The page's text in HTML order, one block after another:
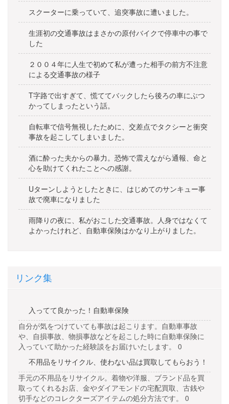
スクーターに乗っていて、追突事故に遭いました。
生涯初の交通事故はまさかの原付バイクで停車中の事で
した
２００４年に人生で初めて私が遭った相手の前方不注意
による交通事故の様子
T字路で出すぎて、慌ててバックしたら後ろの車にぶつ
かってしまったという話。
自転車で信号無視したために、交差点でタクシーと衝突
事故を起こしてしまいました。
酒に酔った夫からの暴力。恐怖で震えながら通報、命と
心を助けてくれたことへの感謝。
Uターンしようとしたときに、はじめてのサンキュー事
故で廃車になりました
雨降りの夜に、私がおこした交通事故。人身ではなくて
よかったけれど、自動車保険はかなり上がりました。
リンク集
入ってて良かった！自動車保険
自分が気をつけていても事故は起こります。自動車事故
や、自損事故、物損事故などを起こした時に自動車保険に
入っていて助かった経験談をお届けいたします。 0
不用品をリサイクル、使わない品は買取してもらおう！
手元の不用品をリサイクル。着物や洋服、ブランド品を買
取ってくれるお店、金やダイアモンドの宅配買取、古銭や
切手などのコレクターズアイテムの処分方法です。 0